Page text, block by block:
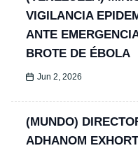
VIGILANCIA
ANTE
BROTE DE ÉBOLA
Jun 2, 2026
(MUNDO)
ADHANOM